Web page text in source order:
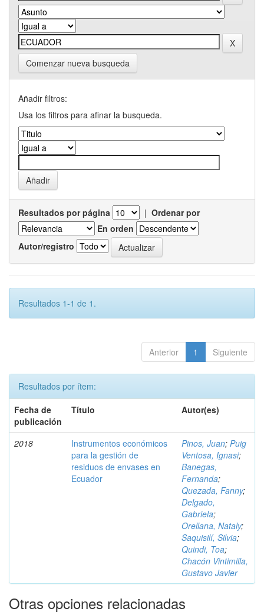
Comenzar nueva busqueda
Añadir filtros:
Usa los filtros para afinar la busqueda.
Resultados por página | Ordenar por
En orden
Autor/registro
Resultados 1-1 de 1.
Anterior 1 Siguiente
Resultados por ítem:
Fecha de
publicación
Título Autor(es)
2018
Instrumentos económicos
para la gestión de
residuos de envases en
Ecuador
Pinos, Juan; Puig
Ventosa, Ignasi;
Banegas,
Fernanda;
Quezada, Fanny;
Delgado,
Gabriela;
Orellana, Nataly;
Saquisilí, Silvia;
Quindi, Toa;
Chacón Vintimilla,
Gustavo Javier
Otras opciones relacionadas